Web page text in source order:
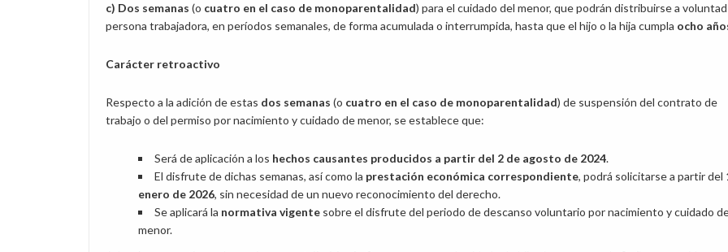
c) Dos semanas (o cuatro en el caso de monoparentalidad) para el cuidado del menor, que podrán distribuirse a voluntad
persona trabajadora, en períodos semanales, de forma acumulada o interrumpida, hasta que el hijo o la hija cumpla ocho
Carácter retroactivo
Respecto a la adición de estas dos semanas (o cuatro en el caso de monoparentalidad) de suspensión del contrato de
trabajo o del permiso por nacimiento y cuidado de menor, se establece que:
Será de aplicación a los hechos causantes producidos a partir del 2 de agosto de 2024.
El disfrute de dichas semanas, así como la prestación económica correspondiente, podrá solicitarse a partir del
enero de 2026, sin necesidad de un nuevo reconocimiento del derecho.
Se aplicará la normativa vigente sobre el disfrute del periodo de descanso voluntario por nacimiento y cuidado
menor.